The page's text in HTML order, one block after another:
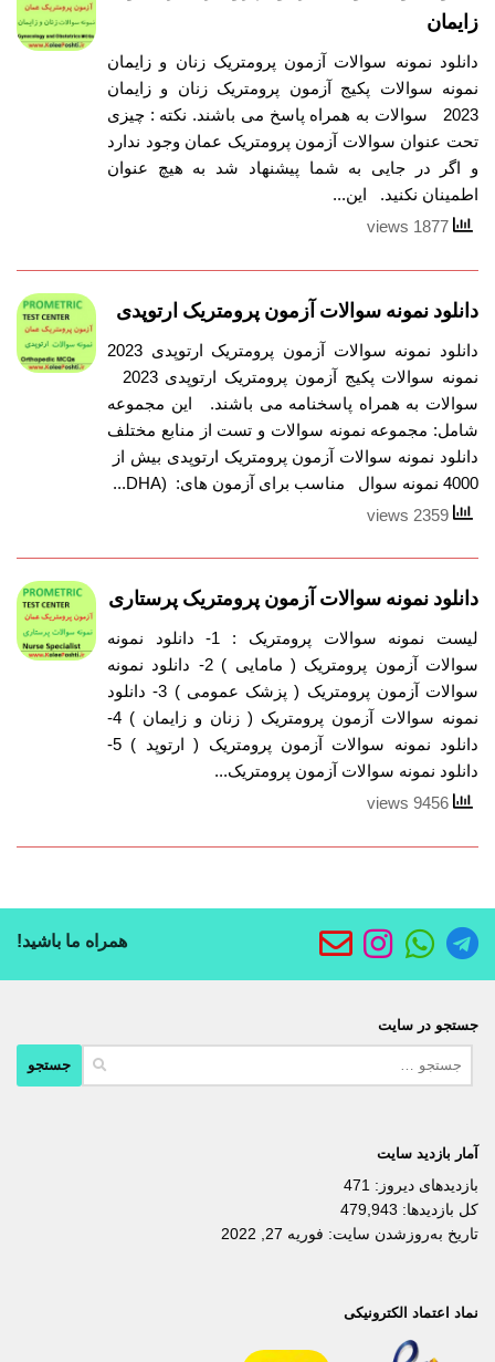
زایمان
دانلود نمونه سوالات آزمون پرومتریک زنان و زایمان
نمونه سوالات پکیج آزمون پرومتریک زنان و زایمان
2023 سوالات به همراه پاسخ می باشند. نکته : چیزی
تحت عنوان سوالات آزمون پرومتریک عمان وجود ندارد
و اگر در جایی به شما پیشنهاد شد به هیچ عنوان
اطمینان نکنید. این...
دانلود نمونه سوالات آزمون پرومتریک ارتوپدی
دانلود نمونه سوالات آزمون پرومتریک ارتوپدی 2023
سوالات به همراه پاسخنامه می باشند. این مجموعه
شامل: مجموعه نمونه سوالات و تست از منابع مختلف
دانلود نمونه سوالات آزمون پرومتریک ارتوپدی بیش از
4000 نمونه سوال مناسب برای آزمون های: (DHA...
دانلود نمونه سوالات آزمون پرومتریک پرستاری
لیست نمونه سوالات پرومتریک : 1- دانلود نمونه
سوالات آزمون پرومتریک ( مامایی ) 2- دانلود نمونه
سوالات آزمون پرومتریک ( پزشک عمومی ) 3- دانلود
نمونه سوالات آزمون پرومتریک ( زنان و زایمان ) 4-
دانلود نمونه سوالات آزمون پرومتریک ( ارتوپد ) 5-
دانلود نمونه سوالات آزمون پرومتریک...
همراه ما باشید!
جستجو در سایت
آمار بازدید سایت
بازدیدهای دیروز: 471
کل بازدیدها: 479,943
تاریخ به‌روزشدن سایت: فوریه 27, 2022
نماد اعتماد الکترونیکی